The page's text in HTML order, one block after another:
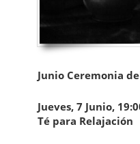
Junio Ceremonia
Jueves, 7 Junio,
Té para Relajación